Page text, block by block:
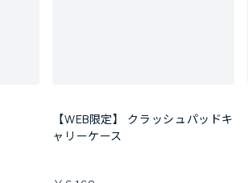
【WEB限定】 クラッシュパッドキ
ャリーケース